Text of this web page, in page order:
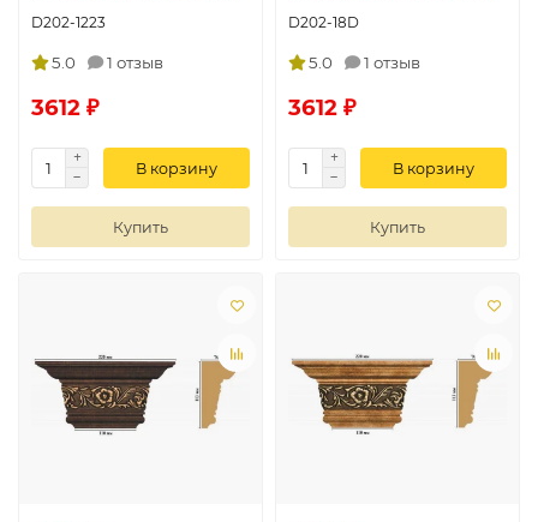
D202-1223
5.0 1 отзыв
3612 ₽
В корзину
Купить
D202-18D
5.0 1 отзыв
3612 ₽
В корзину
Купить